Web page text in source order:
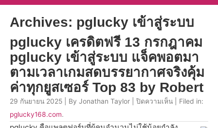
Archives: pglucky เข้าสู่ระบบ
pglucky เครดิตฟรี 13 กรกฎาคม
pglucky เข้าสู่ระบบ แจ็คพอตมา
ตามเวลาเกมสดบรรยากาศจริงคุ้ม
ค่าทุกยูสเซอร์ Top 83 by Robert
29 กันยายน 2025 | By Jonathan Taylor |ปิดความเห็น
| Filed in:
pglucky168.com.